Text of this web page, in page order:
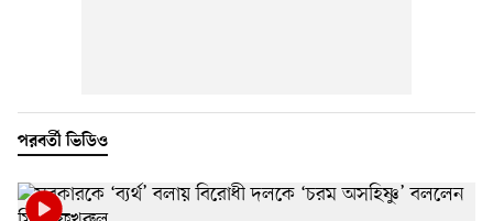
পরবর্তী ভিডিও